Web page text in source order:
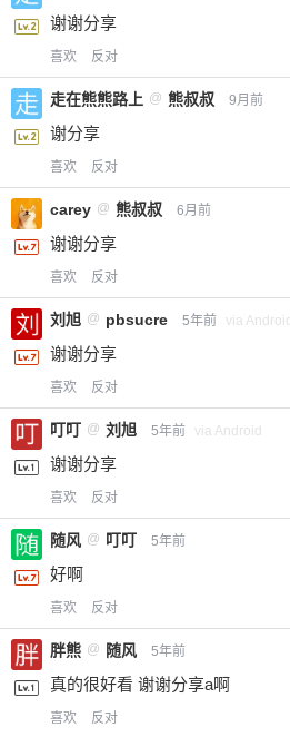
20 元 50 元
谢谢分享
喜欢 反对
走在熊熊路上 @ 熊叔叔 9月前
谢分享
喜欢 反对
carey @ 熊叔叔 6月前
谢谢分享
喜欢 反对
刘旭 @ pbsucre 5年前 via Android
谢谢分享
喜欢 反对
叮叮 @ 刘旭 5年前 via Android
谢谢分享
喜欢 反对
随风 @ 叮叮 5年前
好啊
喜欢 反对
胖熊 @ 随风 5年前
真的很好看 谢谢分享a啊
喜欢 反对